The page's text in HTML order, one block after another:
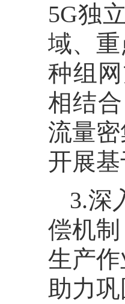
5G独
域、
种组
相结
流量
开展
3.深
偿机
生产
助力